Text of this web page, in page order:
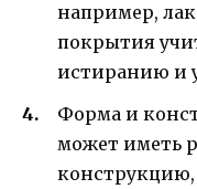
например,
покрытия
истиранию и
Форма и
может иметь